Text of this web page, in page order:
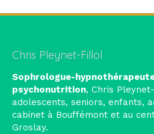
Chris Pleynet-Fillol
Sophrologue-
psychonutrition, Chris
adolescents, seniors, enfants,
cabinet à Bouffémont et au
Groslay.